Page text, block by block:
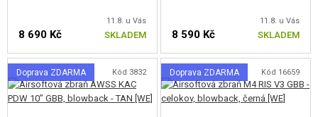
G36 PLYNOVÉ ZBRANĚ (GBB)
OSTATNÍ PLYNOVÉ ZBRANĚ
MANUÁLNÍ PUŠKY A SAMOPALY
11.8. u Vás
8 690 Kč SKLADEM
11.8. u Vás
8 590 Kč SKLADEM
Doprava ZDARMA Kód 3832 Doprava ZDARMA Kód 16659